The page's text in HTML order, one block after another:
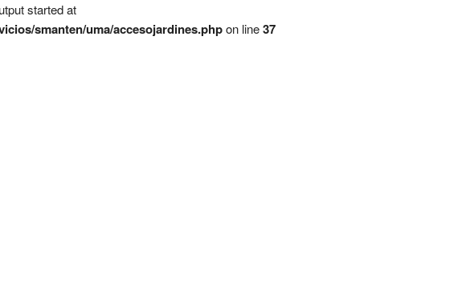
started at
smanten/uma/accesojardines.phpon line37